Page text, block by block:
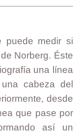
puede medir si
Norberg. Éste
una línea
cabeza del
desde
que pase por
así un